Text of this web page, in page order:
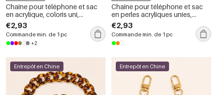
Chaîne pour téléphone et sac
en acrylique, coloris uni,
dégradé, style décontracté,
série simple.
€2,93
Commande min. de 1 pc
+2
Chaîne pour téléphone et sac
en perles acryliques unies,
dégradées et de couleur unie et
décontractée, collection Simple
Series.
€2,93
Commande min. de 1 pc
Entrepôt en Chine Entrepôt en Chine